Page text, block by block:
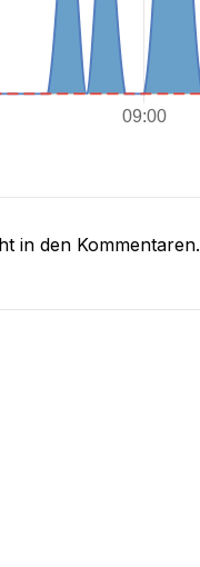
in den Kommentaren.